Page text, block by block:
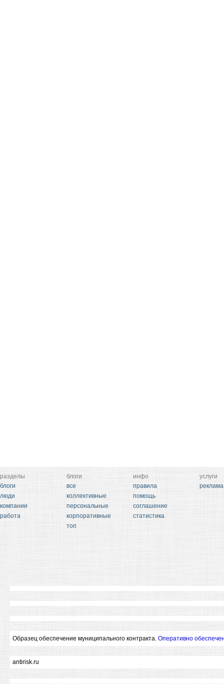
разделы
блоги
люди
компании
работа
блоги
все
коллективные
персональные
корпоративные
топ
инфо
правила
помощь
соглашение
статистика
услуги
реклама
Образец обеспечение муниципального контракта. Оперативно
antirisk.ru